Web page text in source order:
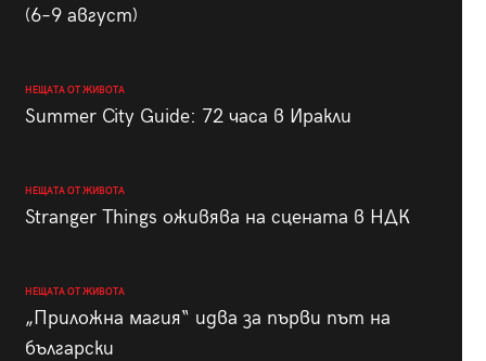
(6–9 август)
НЕЩАТА ОТ ЖИВОТА
Summer City Guide: 72 часа в Иракли
НЕЩАТА ОТ ЖИВОТА
Stranger Things оживява на сцената в НДК
НЕЩАТА ОТ ЖИВОТА
„Приложна магия“ идва за първи път на
български